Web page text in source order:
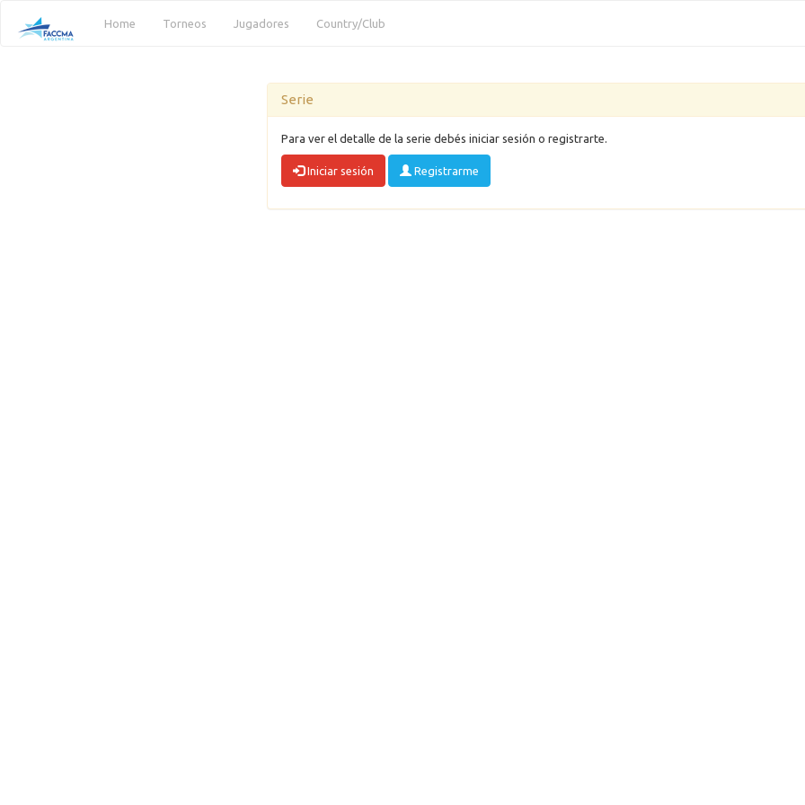
Home (current)Torneos Jugadores Country/Club
Serie
Para ver el detalle de la serie debés iniciar sesión o registrarte.
Iniciar sesión Registrarme